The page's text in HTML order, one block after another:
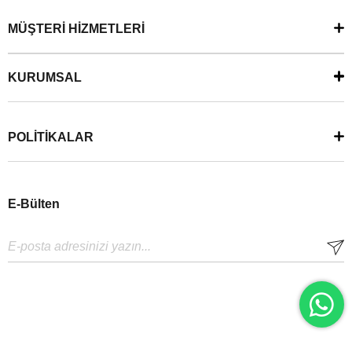
MÜŞTERİ HİZMETLERİ
KURUMSAL
POLİTİKALAR
E-Bülten